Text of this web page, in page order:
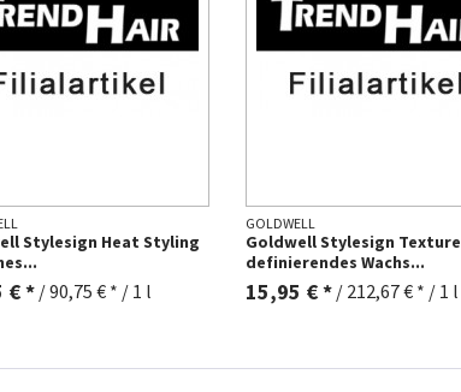
Stylesign Heat Styling
€ * /90,75 € * / 1 l
GOLDWELL
Goldwell Stylesign Texture
definierendes Wachs...
15,95 € * / 212,67 € * / 1 l